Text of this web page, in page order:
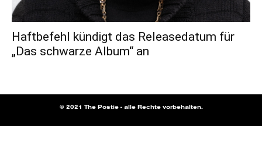
Haftbefehl kündigt das Releasedatum für
„Das schwarze Album“ an
© 2021 The Postie - alle Rechte vorbehalten.